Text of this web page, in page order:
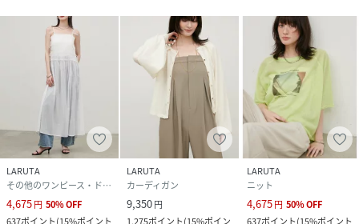
LARUTA
その他のワンピース・ドレス
4,675円 50%OFF
637ポイント(15%ポイント
LARUTA
カーディガン
9,350円
1,275ポイント(15%ポイン
LARUTA
ニット
4,675円 50%OFF
637ポイント(15%ポイント